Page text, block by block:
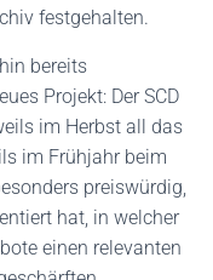
festgehalten.
bereits
Projekt: Der SCD
im Herbst all das
im Frühjahr beim
preiswürdig,
hat, in welcher
einen relevanten